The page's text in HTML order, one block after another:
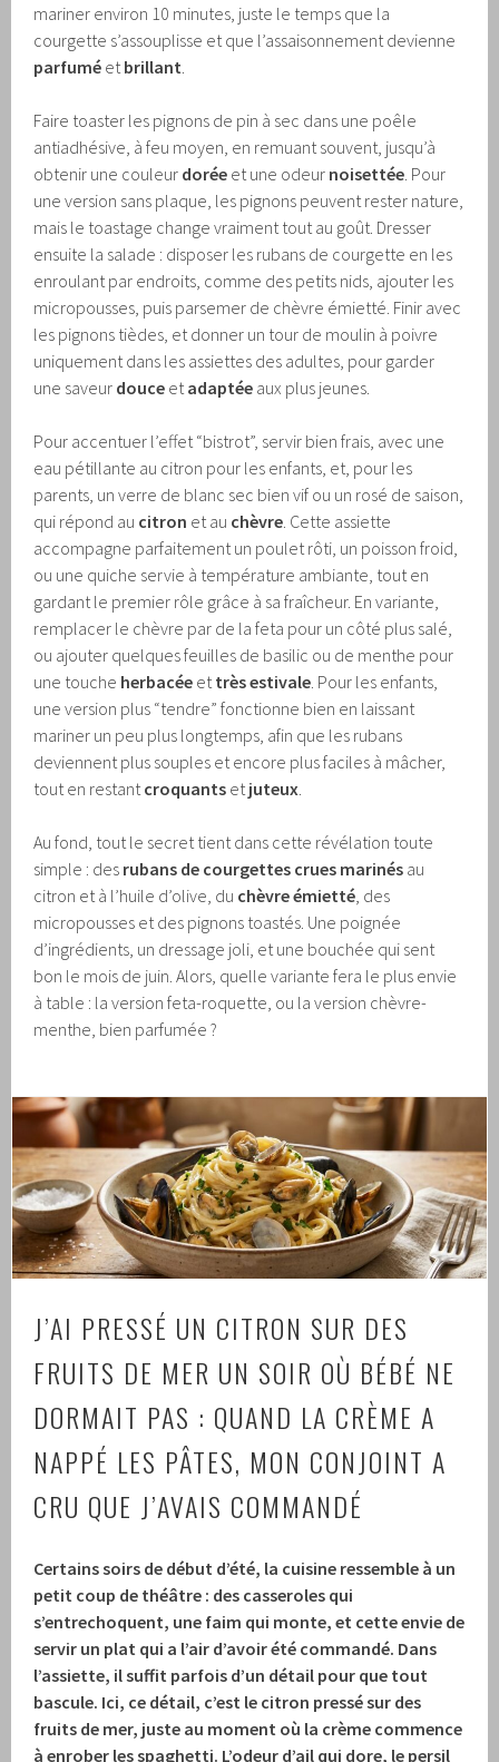
mariner environ 10 minutes, juste le temps que la
courgette s’assouplisse et que l’assaisonnement devienne
parfumé etbrillant.
Faire toaster les pignons de pin à sec dans une poêle
antiadhésive, à feu moyen, en remuant souvent, jusqu’à
obtenir une couleur dorée et une odeur noisettée. Pour
une version sans plaque, les pignons peuvent rester nature,
mais le toastage change vraiment tout au goût. Dresser
ensuite la salade : disposer les rubans de courgette en les
enroulant par endroits, comme des petits nids, ajouter les
micropousses, puis parsemer de chèvre émietté. Finir avec
les pignons tièdes, et donner un tour de moulin à poivre
uniquement dans les assiettes des adultes, pour garder
une saveur douce etadaptée aux plus jeunes.
Pour accentuer l’effet “bistrot”, servir bien frais, avec une
eau pétillante au citron pour les enfants, et, pour les
parents, un verre de blanc sec bien vif ou un rosé de saison,
qui répond au citron et au chèvre. Cette assiette
accompagne parfaitement un poulet rôti, un poisson froid,
ou une quiche servie à température ambiante, tout en
gardant le premier rôle grâce à sa fraîcheur. En variante,
remplacer le chèvre par de la feta pour un côté plus salé,
ou ajouter quelques feuilles de basilic ou de menthe pour
une touche herbacée ettrès estivale. Pour les enfants,
une version plus “tendre” fonctionne bien en laissant
mariner un peu plus longtemps, afin que les rubans
deviennent plus souples et encore plus faciles à mâcher,
tout en restantcroquants etjuteux.
Au fond, tout le secret tient dans cette révélation toute
simple : des rubans de courgettes crues marinés au
citron et à l’huile d’olive, du chèvre émietté, des
micropousses et des pignons toastés. Une poignée
d’ingrédients, un dressage joli, et une bouchée qui sent
bon le mois de juin. Alors, quelle variante fera le plus envie
à table : la version feta-roquette, ou la version chèvre-
menthe, bien parfumée ?
J’AI PRESSÉ UN CITRON SUR DES
FRUITS DE MER UN SOIR OÙ BÉBÉ NE
DORMAIT PAS : QUAND LA CRÈME A
NAPPÉ LES PÂTES, MON CONJOINT A
CRU QUE J’AVAIS COMMANDÉ
Certains soirs de début d’été, la cuisine ressemble à un
petit coup de théâtre : des casseroles qui
s’entrechoquent, une faim qui monte, et cette envie de
servir un plat qui a l’air d’avoir été commandé. Dans
l’assiette, il suffit parfois d’un détail pour que tout
bascule. Ici, ce détail, c’est le citron pressé sur des
fruits de mer, juste au moment où la crème commence
à enrober les spaghetti. L’odeur d’ail qui dore, le persil